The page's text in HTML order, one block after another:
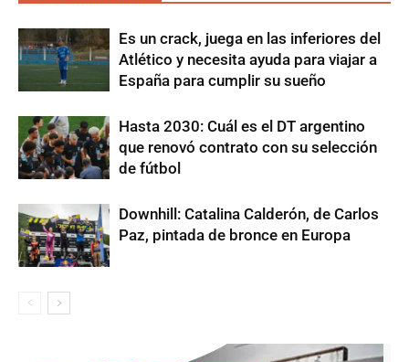
Es un crack, juega en las inferiores del
Atlético y necesita ayuda para viajar a
España para cumplir su sueño
Hasta 2030: Cuál es el DT argentino
que renovó contrato con su selección
de fútbol
Downhill: Catalina Calderón, de Carlos
Paz, pintada de bronce en Europa